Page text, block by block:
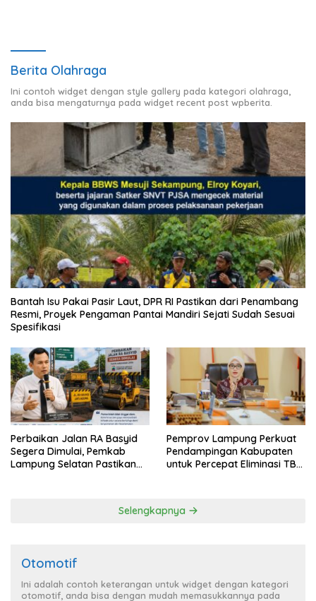
Berita Olahraga
Ini contoh widget dengan style gallery pada kategori olahraga,
anda bisa mengaturnya pada widget recent post wpberita.
Bantah Isu Pakai Pasir Laut, DPR RI Pastikan dari Penambang
Resmi, Proyek Pengaman Pantai Mandiri Sejati Sudah Sesuai
Spesifikasi
Perbaikan Jalan RA Basyid
Segera Dimulai, Pemkab
Lampung Selatan Pastikan
Pemprov Lampung Perkuat
Pendampingan Kabupaten
untuk Percepat Eliminasi TBC
Selengkapnya
Otomotif
Ini adalah contoh keterangan untuk widget dengan kategori
otomotif, anda bisa dengan mudah memasukkannya pada